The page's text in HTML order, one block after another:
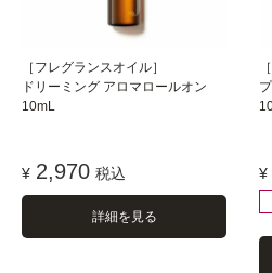
［フレグランスオイル］
ドリーミング アロマロールオン
10mL
¥ 2,970 税込
詳細を見る
¥